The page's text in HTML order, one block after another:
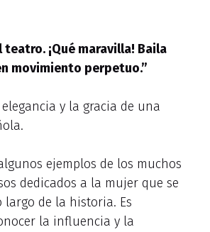
teatro. ¡Qué maravilla! Baila
movimiento perpetuo.”
y la gracia de una
ejemplos de los muchos
dedicados a la mujer que se
largo de la historia. Es
la influencia y la